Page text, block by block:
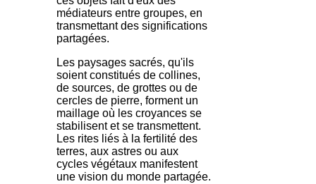
médiateurs entre groupes, en
transmettant des significations
partagées.
Les paysages sacrés, qu'ils
soient constitués de collines,
de sources, de grottes ou de
cercles de pierre, forment un
maillage où les croyances se
stabilisent et se transmettent.
Les rites liés à la fertilité des
terres, aux astres ou aux
cycles végétaux manifestent
une vision du monde partagée.